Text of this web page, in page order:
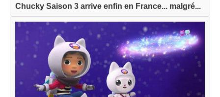
Chucky Saison 3 arrive enfin en France... malgré...